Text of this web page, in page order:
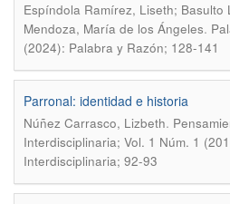
Espíndola Ramírez, Liseth; Basulto
Mendoza, María de los Ángeles.
(2024): Palabra y Razón; 128-141
Parronal: identidad e historia
Núñez Carrasco, Lizbeth.
Interdisciplinaria; Vol. 1 Núm. 1
Interdisciplinaria; 92-93